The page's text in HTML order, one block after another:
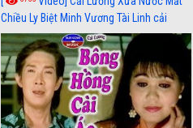
Chiều Ly Biệt Minh Vương Tài Linh cải
lương xã hội hay nhất